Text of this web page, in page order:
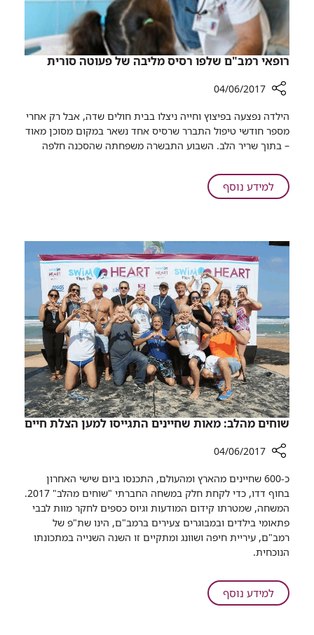
קיבלו
מתנות
רופאי רמב"ם שלפו רסיס מליבה של פעוטה סורית
שיתוף
רופאי
רמב"ם
רסיס
מליבה
סורית
04/06/2017
הילדה נפצעה בפיצוץ וחייה ניצלו בבית חולים שדה, אבל רק אחרי
מספר חודשי טיפול התברר שרסיס אחד נשאר במקום מסוכן מאוד
– בתוך שריר הלב. השבוע התבשרה משפחתה שהסכנה חלפה
למידע נוסףעל
רופאי
מליבה
של
פעוטה
סורית
​שוחים מהלב: מאות שחיינים התגייסו למען הצלת חיים
שיתוף
​
שוחים
מהלב:
מאות
שחיינים
למען
הצלת
04/06/2017
כ-600 שחיינים מהארץ ומהעולם, התכנסו ביום שישי האחרון
בחוף דדו, כדי לקחת חלק במשחה החברתי "שוחים מהלב" 2017.
המשחה, שמטרתו קידום המודעות וגיוס כספים לחקר מוות לבבי
פתאומי בילדים ובמבוגרים צעירים ברמב"ם, הינו שת"פ של
רמב"ם, עיריית חיפה ושוונג ומתקיים זו השנה השנייה במתכונתו
הנוכחית.
למידע נוסףעל